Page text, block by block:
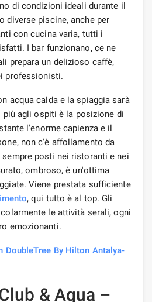
di condizioni ideali durante il
diverse piscine, anche per
con cucina varia, tutti i
I bar funzionano, ce ne
prepara un delizioso caffè,
professionisti.
acqua calda e la spiaggia sarà
più agli ospiti è la posizione di
l'enorme capienza e il
non c'è affollamento da
sempre posti nei ristoranti e nei
ombroso, è un'ottima
Viene prestata sufficiente
, qui tutto è al top. Gli
le attività serali, ogni
emozionanti.
By Hilton Antalya-
& Aqua –